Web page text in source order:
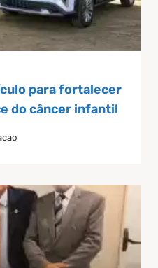
para fortalecer
do câncer infantil